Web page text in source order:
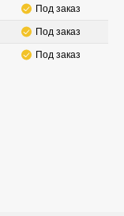
Под заказ
Под заказ
Под заказ